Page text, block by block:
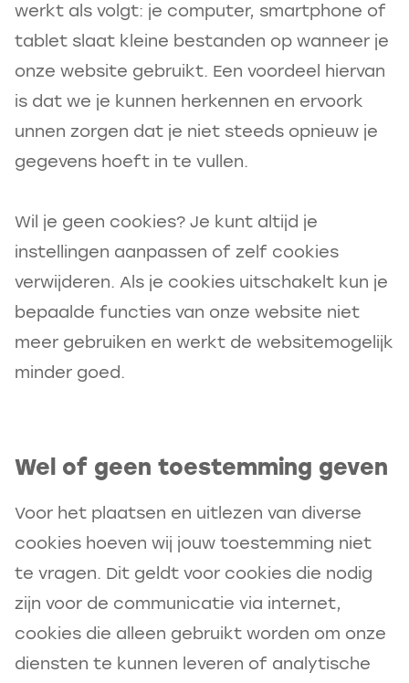
werkt als volgt: je computer, smartphone of
tablet slaat kleine bestanden op wanneer je
onze website gebruikt. Een voordeel hiervan
is dat we je kunnen herkennen en ervoork
unnen zorgen dat je niet steeds opnieuw je
gegevens hoeft in te vullen.
Wil je geen cookies? Je kunt altijd je
instellingen aanpassen of zelf cookies
verwijderen. Als je cookies uitschakelt kun je
bepaalde functies van onze website niet
meer gebruiken en werkt de websitemogelijk
minder goed.
Wel of geen toestemming geven
Voor het plaatsen en uitlezen van diverse
cookies hoeven wij jouw toestemming niet
te vragen. Dit geldt voor cookies die nodig
zijn voor de communicatie via internet,
cookies die alleen gebruikt worden om onze
diensten te kunnen leveren of analytische